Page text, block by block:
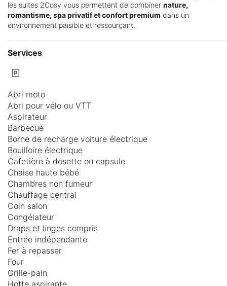
les suites 2Cosy vous permettent de combiner nature,
romantisme, spa privatif et confort premium dans un
environnement paisible et ressourçant.
Services
Abri moto
Abri pour vélo ou VTT
Aspirateur
Barbecue
Borne de recharge voiture électrique
Bouilloire électrique
Cafetière à dosette ou capsule
Chaise haute bébé
Chambres non fumeur
Chauffage central
Coin salon
Congélateur
Draps et linges compris
Entrée indépendante
Fer à repasser
Four
Grille-pain